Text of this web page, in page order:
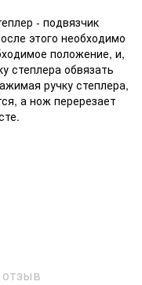
- подвязчик
этого необходимо
положение, и,
степлера обвязать
ручку степлера,
а нож перерезает